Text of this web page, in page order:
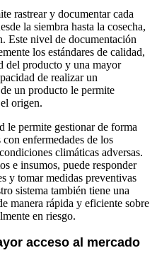
rastrear y documentar cada
la siembra hasta la cosecha,
Este nivel de documentación
los estándares de calidad,
del producto y una mayor
de realizar un
un producto le permite
origen.
le permite gestionar de forma
enfermedades de los
climáticas adversas.
e insumos, puede responder
y tomar medidas preventivas
sistema también tiene una
manera rápida y eficiente sobre
en riesgo.
acceso al mercado